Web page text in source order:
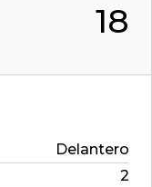
18
Delantero
2